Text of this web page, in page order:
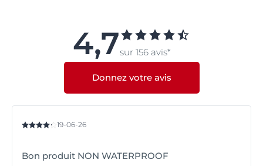
UVB élevée SPF 50+) et contre les effets de la lumière
bleue qu'une crème solaire traditionnelle, tout en
offrant une texture plus légère, à absorption rapide. Il a
été spécialement développé pour les peaux grasses ou
à tendance acnéique et donne un fini mat sans
obstruer les pores. Vous pouvez l'utiliser le matin en
4,7sur 156 avis*
Donnez votre avis
19-06-26
Bon produit NON WATERPROOF